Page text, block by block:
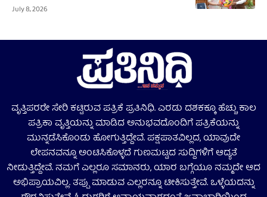
July 8, 2026
ವೃತ್ತಿಪರರೇ ಸೇರಿ ಕಟ್ಟಿರುವ ಪತ್ರಿಕೆ ಪ್ರತಿನಿಧಿ. ಎರಡು ದಶಕಕ್ಕೂ ಹೆಚ್ಚು ಕಾಲ
ಪತ್ರಿಕಾ ವೃತ್ತಿಯನ್ನು ಮಾಡಿದ ಅನುಭವದೊಂದಿಗೆ ಪತ್ರಿಕೆಯನ್ನು
ಮುನ್ನಡೆಸಿಕೊಂಡು ಹೋಗುತ್ತಿದ್ದೇವೆ. ಪಕ್ಷಪಾತವಿಲ್ಲದ, ಯಾವುದೇ
ಲೇಪನವನ್ನೂ ಅಂಟಿಸಿಕೊಳ್ಳದೆ ಗುಣಮಟ್ಟದ ಸುದ್ದಿಗಳಿಗೆ ಆದ್ಯತೆ
ನೀಡುತ್ತಿದ್ದೇವೆ. ನಮಗೆ ಎಲ್ಲರೂ ಸಮಾನರು, ಯಾರ ಬಗ್ಗೆಯೂ ನಮ್ಮದೇ ಆದ
ಅಭಿಪ್ರಾಯವಿಲ್ಲ. ತಪ್ಪು ಮಾಡುವ ಎಲ್ಲರನ್ನೂ ಟೀಕಿಸುತ್ತೇವೆ. ಒಳ್ಳೆಯದನ್ನು